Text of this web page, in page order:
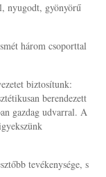
nyugodt, gyönyörű
három csoporttal
biztosítunk:
berendezett
gazdag udvarral. A
tevékenysége, s